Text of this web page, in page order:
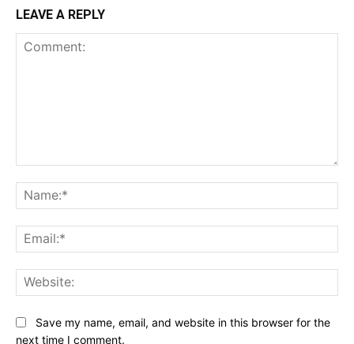
LEAVE A REPLY
Save my name, email, and website in this browser for the
next time I comment.